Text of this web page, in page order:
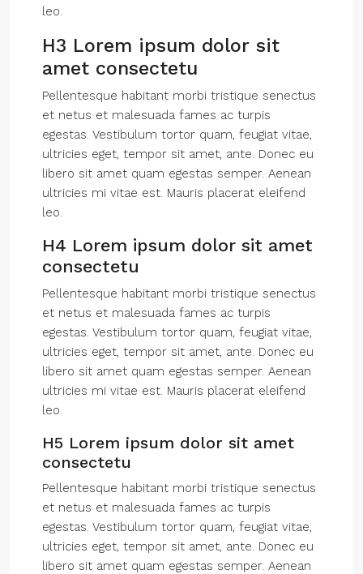
leo.
H3 Lorem ipsum dolor sit
amet consectetu
Pellentesque habitant morbi tristique senectus
et netus et malesuada fames ac turpis
egestas. Vestibulum tortor quam, feugiat vitae,
ultricies eget, tempor sit amet, ante. Donec eu
libero sit amet quam egestas semper. Aenean
ultricies mi vitae est. Mauris placerat eleifend
leo.
H4 Lorem ipsum dolor sit amet
consectetu
Pellentesque habitant morbi tristique senectus
et netus et malesuada fames ac turpis
egestas. Vestibulum tortor quam, feugiat vitae,
ultricies eget, tempor sit amet, ante. Donec eu
libero sit amet quam egestas semper. Aenean
ultricies mi vitae est. Mauris placerat eleifend
leo.
H5 Lorem ipsum dolor sit amet
consectetu
Pellentesque habitant morbi tristique senectus
et netus et malesuada fames ac turpis
egestas. Vestibulum tortor quam, feugiat vitae,
ultricies eget, tempor sit amet, ante. Donec eu
libero sit amet quam egestas semper. Aenean